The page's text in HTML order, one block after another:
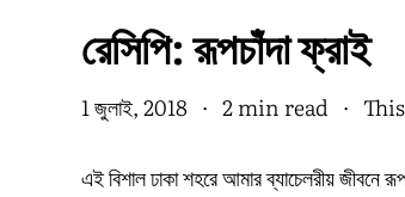
রেসিপি: রূপচাঁদা ফ্রাই
1 জুলাই, 2018 ·2 min read ·
এই বিশাল ঢাকা শহরে আমার ব্যাচেলরীয়